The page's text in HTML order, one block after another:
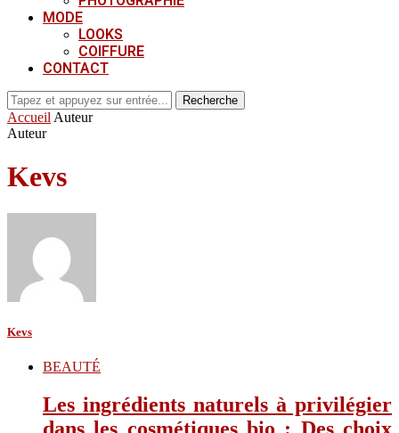
MODE
LOOKS
COIFFURE
CONTACT
Recherche
Accueil Auteur
Auteur
Kevs
Kevs
BEAUTÉ
Les ingrédients naturels à privilégier